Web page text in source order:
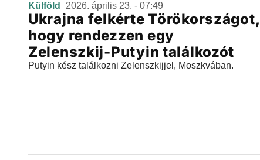
Külföld 2026. április 23. - 07:49
Ukrajna felkérte Törökországot,
hogy rendezzen egy
Zelenszkij-Putyin találkozót
Putyin kész találkozni Zelenszkijjel, Moszkvában.